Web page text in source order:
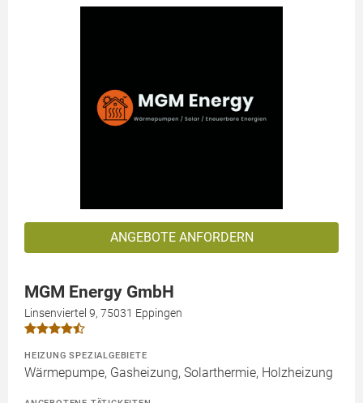
ANGEBOTE ANFORDERN
MGM Energy GmbH
Linsenviertel 9, 75031 Eppingen
HEIZUNG SPEZIALGEBIETE
Wärmepumpe, Gasheizung, Solarthermie, Holzheizung